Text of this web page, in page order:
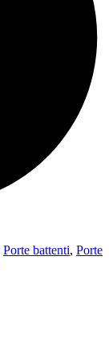
Porte battenti, Porte